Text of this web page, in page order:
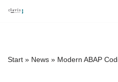
content
Start » News » Modern ABAP